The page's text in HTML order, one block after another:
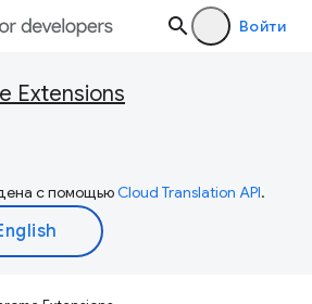
Войти
Extensions
с помощьюCloud Translation API.